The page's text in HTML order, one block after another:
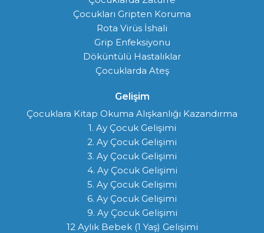
Çocukları Gripten Koruma
Rota Virüs İshali
Grip Enfeksiyonu
Döküntülü Hastalıklar
Çocuklarda Ateş
Gelişim
Çocuklara Kitap Okuma Alışkanlığı Kazandırma
1. Ay Çocuk Gelişimi
2. Ay Çocuk Gelişimi
3. Ay Çocuk Gelişimi
4. Ay Çocuk Gelişimi
5. Ay Çocuk Gelişimi
6. Ay Çocuk Gelişimi
9. Ay Çocuk Gelişimi
12 Aylık Bebek (1 Yaş) Gelişimi